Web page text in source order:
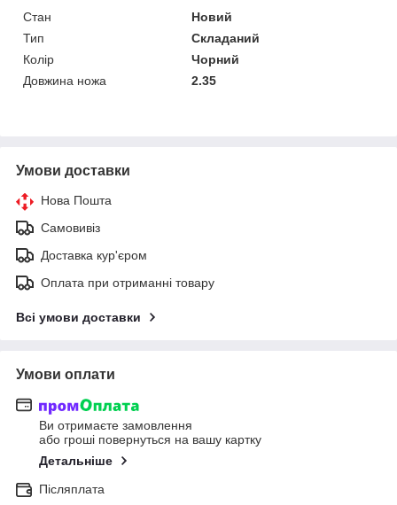
Стан
Новий
Тип
Складаний
Колір
Чорний
Довжина ножа
2.35
Умови доставки
Нова Пошта
Самовивіз
Доставка кур'єром
Оплата при отриманні товару
Всі умови доставки
Умови оплати
Ви отримаєте замовлення
або гроші повернуться на вашу картку
Детальніше
Післяплата